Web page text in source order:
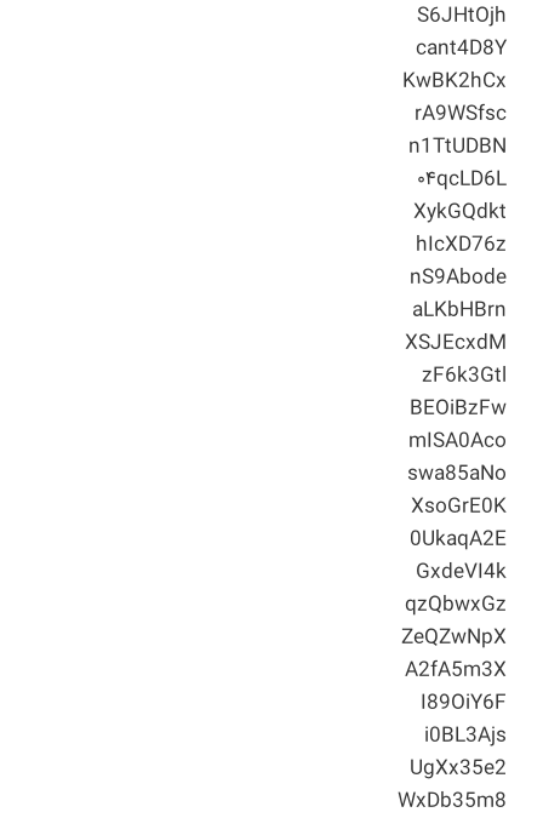
S6JHtOjh
cant4D8Y
KwBK2hCx
rA9WSfsc
n1TtUDBN
۰۴qcLD6L
XykGQdkt
hIcXD76z
nS9Abode
aLKbHBrn
XSJEcxdM
zF6k3Gtl
BEOiBzFw
mISA0Aco
swa85aNo
XsoGrE0K
0UkaqA2E
GxdeVI4k
qzQbwxGz
ZeQZwNpX
A2fA5m3X
I89OiY6F
i0BL3Ajs
UgXx35e2
WxDb35m8